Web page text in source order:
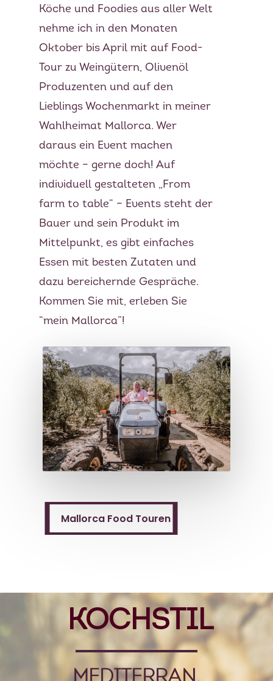
Köche und Foodies aus aller Welt
nehme ich in den Monaten
Oktober bis April mit auf Food-
Tour zu Weingütern, Olivenöl
Produzenten und auf den
Lieblings Wochenmarkt in meiner
Wahlheimat Mallorca. Wer
daraus ein Event machen
möchte – gerne doch! Auf
individuell gestalteten „From
farm to table“ – Events steht der
Bauer und sein Produkt im
Mittelpunkt, es gibt einfaches
Essen mit besten Zutaten und
dazu bereichernde Gespräche.
Kommen Sie mit, erleben Sie
“mein Mallorca”!
Mallorca Food Touren
Mallorca Food Touren
KOCHSTIL